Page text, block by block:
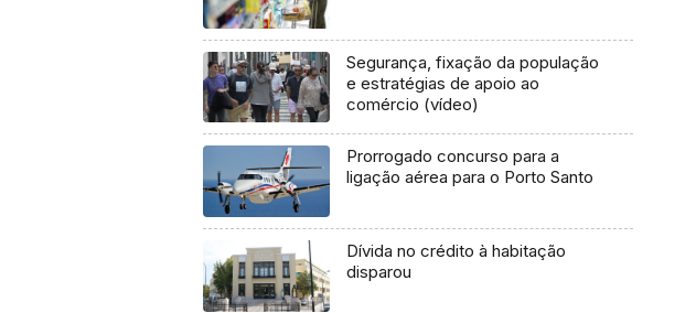
Segurança, fixação da população
e estratégias de apoio ao
comércio (vídeo)
Prorrogado concurso para a
ligação aérea para o Porto Santo
Dívida no crédito à habitação
disparou